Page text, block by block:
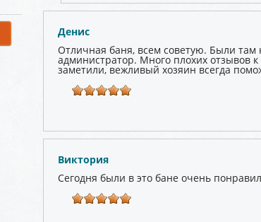
Денис
Отличная баня, всем советую. Были там
администратор. Много плохих отзывов
заметили, вежливый хозяин всегда
Виктория
Сегодня были в это бане очень